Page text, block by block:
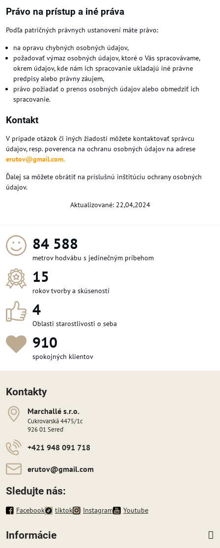
Právo na prístup a iné práva
Podľa patričných právnych ustanovení máte právo:
na opravu chybných osobných údajov,
požadovať výmaz osobných údajov, ktoré o Vás spracovávame,
okrem údajov, kde nám ich spracovanie ukladajú iné právne
predpisy alebo právny záujem,
právo požiadať o prenos osobných údajov alebo obmedziť ich
spracovanie.
Kontakt
V prípade otázok či iných žiadostí môžete kontaktovať správcu
údajov, resp. poverenca na ochranu osobných údajov na adrese
erutov@gmail.com.
Ďalej sa môžete obrátiť na príslušnú inštitúciu ochrany osobných
údajov.
Aktualizované: 22,04,2024
91 584
metrov hodvábu s jedinečným príbehom
15
rokov tvorby a skúseností
4
Oblasti starostlivosti o seba
987
spokojných klientov
Kontakty
Marchallé s​​.r​​.o​​.
Cukrovarská 4475/1c
926 01 Sereď
+421 948 091 718
erutov​@gmail​.com
Sledujte nás:
Facebook tiktok Instagram Youtube
Informácie